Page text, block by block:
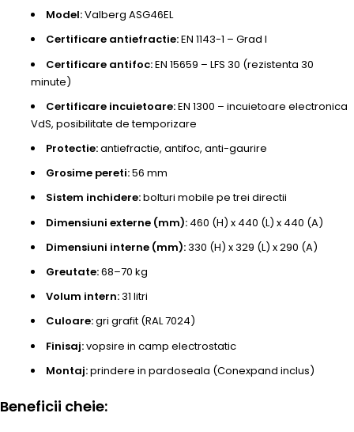
Model:Valberg ASG46EL
Certificare antiefractie:EN 1143-1 – Grad I
Certificare antifoc:EN 15659 – LFS 30 (rezistenta 30
minute)
Certificare incuietoare:EN 1300 – incuietoare electronica
VdS, posibilitate de temporizare
Protectie:antiefractie, antifoc, anti-gaurire
Grosime pereti:56 mm
Sistem inchidere:bolturi mobile pe trei directii
Dimensiuni externe (mm): 460 (H) x 440 (L) x 440 (A)
Dimensiuni interne (mm):330 (H) x 329 (L) x 290 (A)
Greutate:68–70 kg
Volum intern:31 litri
Culoare:gri grafit (RAL 7024)
Finisaj:vopsire in camp electrostatic
Montaj:prindere in pardoseala (Conexpand inclus)
Beneficii cheie: